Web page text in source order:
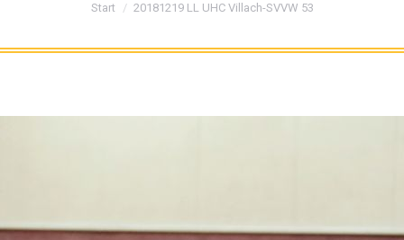
Start 20181219 LL UHC Villach-SVVW 53